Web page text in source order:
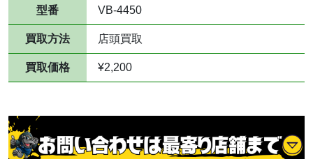
型番 VB-4450
買取方法 店頭買取
買取価格 ¥2,200